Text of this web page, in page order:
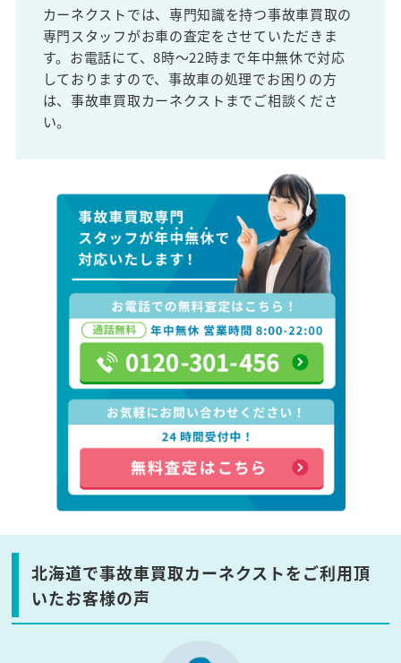
カーネクストでは、専門知識を持つ事故車買取の
専門スタッフがお車の査定をさせていただきま
す。お電話にて、8時～22時まで年中無休で対応
しておりますので、事故車の処理でお困りの方
は、事故車買取カーネクストまでご相談くださ
い。
北海道で事故車買取カーネクストをご利用頂
いたお客様の声